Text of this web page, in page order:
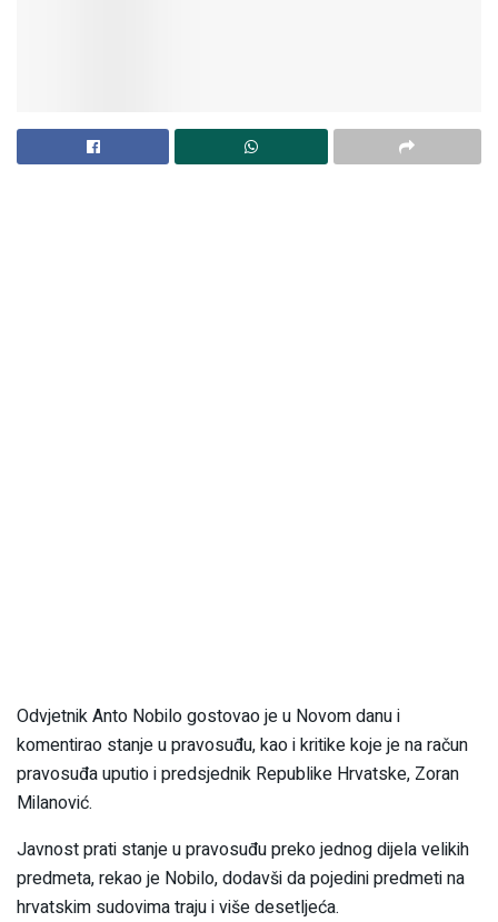
Odvjetnik Anto Nobilo gostovao je u Novom danu i
komentirao stanje u pravosuđu, kao i kritike koje je na račun
pravosuđa uputio i predsjednik Republike Hrvatske, Zoran
Milanović.
Javnost prati stanje u pravosuđu preko jednog dijela velikih
predmeta, rekao je Nobilo, dodavši da pojedini predmeti na
hrvatskim sudovima traju i više desetljeća.